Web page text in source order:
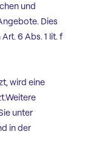
und
Dies
6 Abs. 1 lit. f
wird eine
unter
in der